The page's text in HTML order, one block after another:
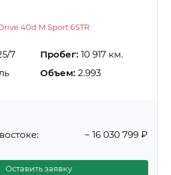
40d M Sport 6STR
7 Пробег: 10 917 км.
Объем: 2.993
~ 16 030 799 ₽
Оставить заявку